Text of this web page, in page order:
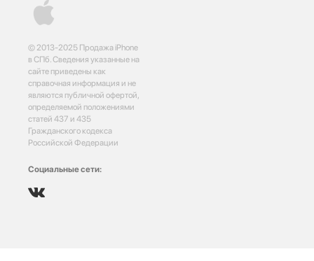
© 2013-2025 Продажа iPhone
в СПб. Сведения указанные на
сайте приведены как
справочная информация и не
являются публичной офертой,
определяемой положениями
статей 437 и 435
Гражданского кодекса
Российской Федерации
Социальные сети: